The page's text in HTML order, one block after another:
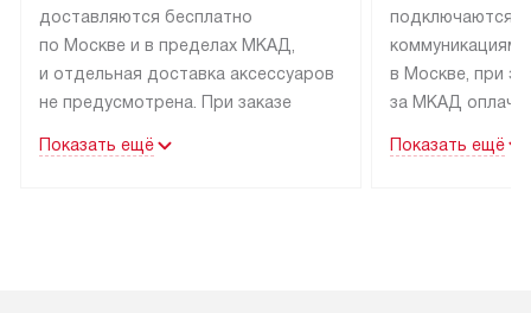
доставляются бесплатно
по Москве и в пределах МКАД,
и отдельная доставка аксессуаров
не предусмотрена. При заказе
рекомендуем обсудить
Показать ещё
подключаются к
коммуникациям
в Москве, при
за МКАД
партнера
Показать ещё